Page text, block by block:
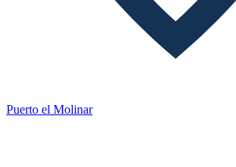
Puerto el Molinar